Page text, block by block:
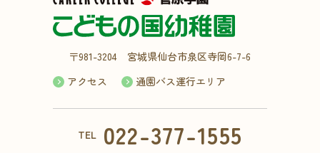
〒981-3204 宮城県仙台市泉区寺岡6-7-6
アクセス
通園バス運行エリア
TEL 022-377-1555